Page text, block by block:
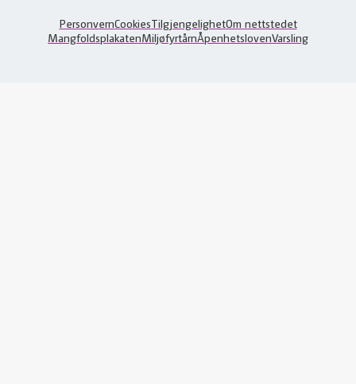
PersonvernCookiesTilgjengelighetOm nettstedet
MangfoldsplakatenMiljøfyrtårnÅpenhetslovenVarsling